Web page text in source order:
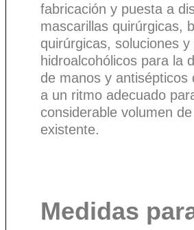
fabricación y puesta a
mascarillas quirúrgicas,
quirúrgicas, soluciones y
hidroalcohólicos para la
de manos y antisépticos
a un ritmo adecuado
considerable volumen
existente.
Medidas